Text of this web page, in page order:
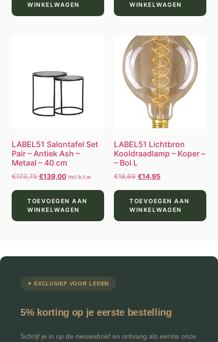
WINKELWAGEN
WINKELWAGEN
LABEL51 Salontafel Set
Pair – Antiek Ash –
Metaal – 40 cm
€173,75 €139,00 Incl b.t.w
TOEVOEGEN AAN
WINKELWAGEN
LABEL51 Lichtbron
Kooldraadlamp – Koper –
– Bol L
€18,69 €14,95
TOEVOEGEN AAN
WINKELWAGEN
✦ EXCLUSIEF VOOR LEDEN
5% korting op je eerste bestelling
Schrijf je in op de nieuwsbrief en ontvang als eerste onze